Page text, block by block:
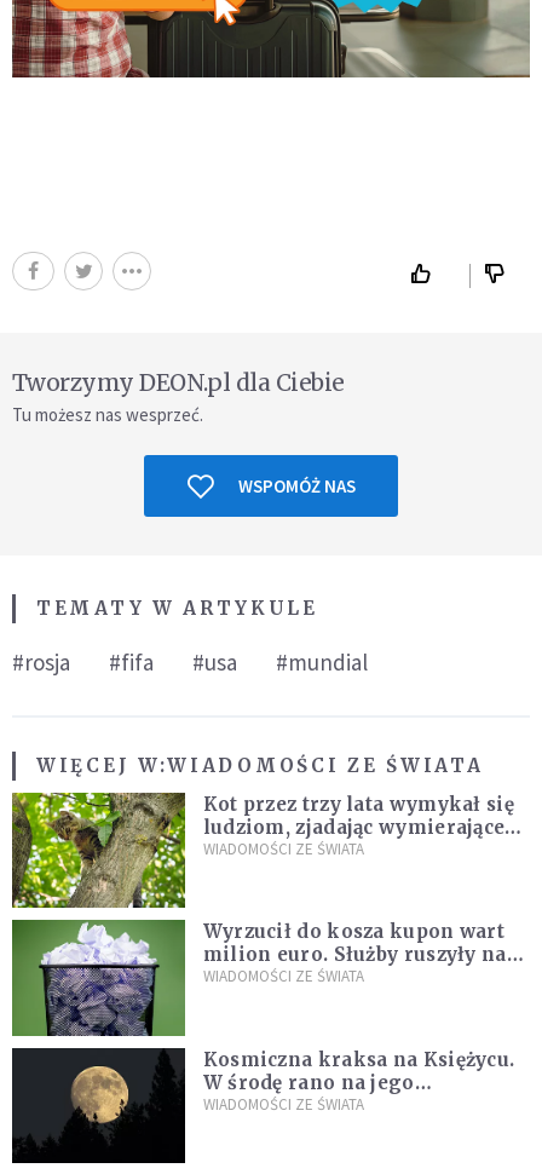
Tworzymy DEON.pl dla Ciebie
Tu możesz nas wesprzeć.
WSPOMÓŻ NAS
TEMATY W ARTYKULE
#rosja #fifa #usa #mundial
WIĘCEJ W:WIADOMOŚCI ZE ŚWIATA
Kot przez trzy lata wymykał się
ludziom, zjadając wymierające
kaczki. W końcu popełnił
WIADOMOŚCI ZE ŚWIATA
Wyrzucił do kosza kupon wart
milion euro. Służby ruszyły na
poszukiwania
WIADOMOŚCI ZE ŚWIATA
Kosmiczna kraksa na Księżycu.
W środę rano na jego
powierzchni dojdzie do
WIADOMOŚCI ZE ŚWIATA